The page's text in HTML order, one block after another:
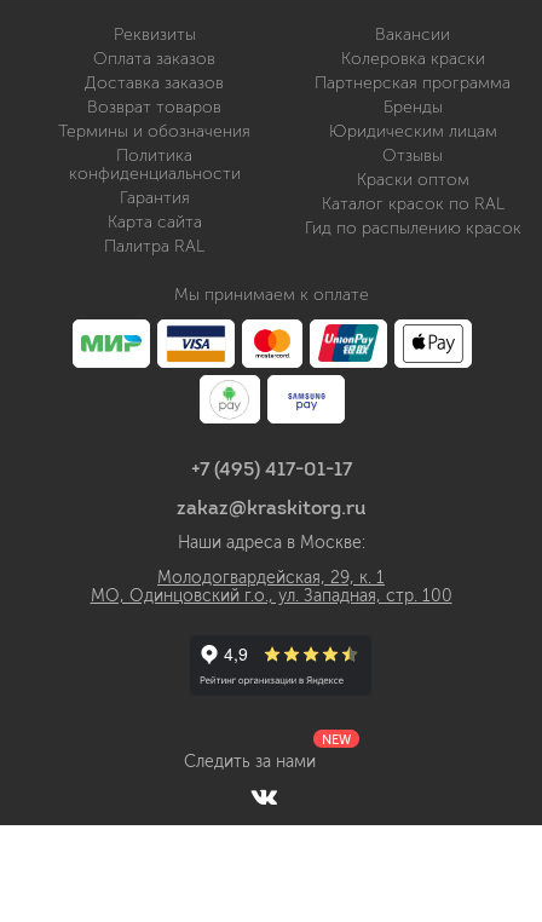
Реквизиты
Оплата заказов
Доставка заказов
Возврат товаров
Термины и обозначения
Политика
конфиденциальности
Гарантия
Карта сайта
Палитра RAL
Вакансии
Колеровка краски
Партнерская программа
Бренды
Юридическим лицам
Отзывы
Краски оптом
Каталог красок по RAL
Гид по распылению красок
Мы принимаем к оплате
+7 (495) 417-01-17
zakaz@kraskitorg.ru
Наши адреса в Москве:
Молодогвардейская, 29, к. 1
МО, Одинцовский г.о., ул. Западная, стр. 100
Следить за нами
NEW